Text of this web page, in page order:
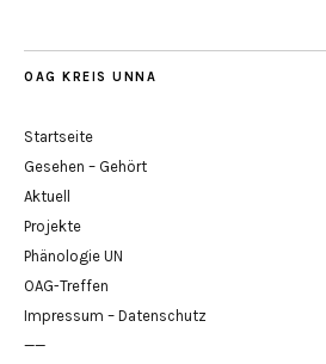
OAG KREIS UNNA
Startseite
Gesehen – Gehört
Aktuell
Projekte
Phänologie UN
OAG-Treffen
Impressum – Datenschutz
——